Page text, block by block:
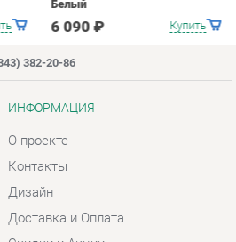
Контакты
Дизайн
Доставка и Оплата
Скидки и Акции
Политика
Гарантия
Помощь